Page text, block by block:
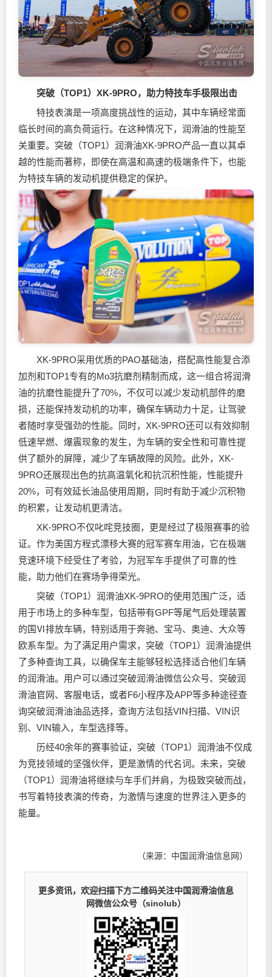
突破（TOP1）XK-9PRO，助力特技车手极限出击
特技表演是一项高度挑战性的运动，其中车辆经常面
临长时间的高负荷运行。在这种情况下， 润滑油的性能至
关重要。突破（TOP1） 润滑油XK-9PRO产品一直以其卓
越的性能而著称，即使在高温和高速的极端条件下，也能
为特技车辆的发动机提供稳定的保护。
XK-9PRO采用优质的PAO基础油，搭配高性能复合添
加剂和TOP1专有的Mo3抗磨剂精制而成，这一组合将润滑
油的抗磨性能提升了70%，不仅可以减少发动机部件的磨
损，还能保持发动机的功率，确保车辆动力十足，让驾驶
者随时享受强劲的性能。同时，XK-9PRO还可以有效抑制
低速早燃、爆震现象的发生，为车辆的安全性和可靠性提
供了额外的屏障，减少了车辆故障的风险。此外，XK-
9PRO还展现出色的抗高温氧化和抗沉积性能，性能提升
20%，可有效延长油品使用周期，同时有助于减少沉积物
的积累，让发动机更清洁。
XK-9PRO不仅叱咤竞技圈，更是经过了极限赛事的验
证。作为美国方程式漂移大赛的冠军赛车用油，它在极端
竞速环境下经受住了考验，为冠军车手提供了可靠的性
能，助力他们在赛场争得荣光。
突破（TOP1） 润滑油XK-9PRO的使用范围广泛，适
用于市场上的多种车型，包括带有GPF等尾气后处理装置
的国Ⅵ排放车辆，特别适用于奔驰、宝马、奥迪、大众等
欧系车型。为了满足用户需求，突破（TOP1） 润滑油提供
了多种查询工具，以确保车主能够轻松选择适合他们车辆
的润滑油。用户可以通过突破润滑油微信公众号、突破润
滑油官网、客服电话，或者F6小程序及APP等多种途径查
询突破润滑油油品选择，查询方法包括VIN扫描、VIN识
别、VIN输入，车型选择等。
历经40余年的赛事验证，突破（TOP1）润滑油不仅成
为竞技领域的坚强伙伴，更是激情的代名词。未来，突破
（TOP1）润滑油将继续与车手们并肩，为极致突破而战，
书写着特技表演的传奇，为激情与速度的世界注入更多的
能量。
（来源：中国润滑油信息网）
更多资讯，欢迎扫描下方二维码关注中国润滑油信息
网微信公众号（sinolub）